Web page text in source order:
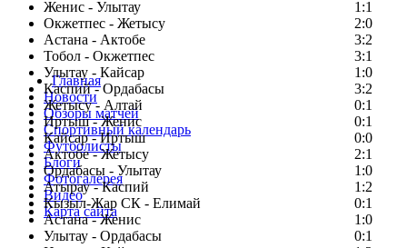
Женис - Улытау
1:1
Окжетпес - Жетысу
2:0
Астана - Актобе
3:2
Тобол - Окжетпес
3:1
Улытау - Кайсар
1:0
Каспий - Ордабасы
3:2
Жетысу - Алтай
0:1
Иртыш - Женис
0:1
Кайсар - Иртыш
0:0
Актобе - Жетысу
2:1
Ордабасы - Улытау
1:0
Атырау - Каспий
1:2
Кызыл-Жар СК - Елимай
0:1
Астана - Женис
1:0
Улытау - Ордабасы
0:1
Главная
Новости
Обзоры матчей
Спортивный календарь
Футболисты
Блоги
Фотогалерея
Видео
Карта сайта